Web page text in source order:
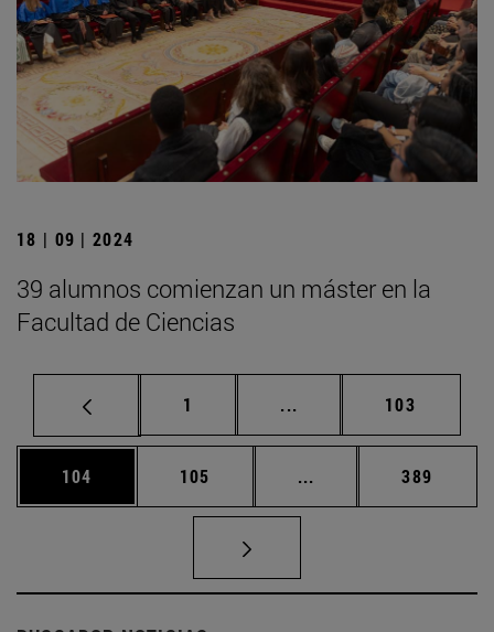
18 | 09 | 2024
39 alumnos comienzan un máster en la
Facultad de Ciencias
Página
1 ... Páginas intermedias
Página
103
Página
104 Página
105 ... Páginas intermedias
Página
389